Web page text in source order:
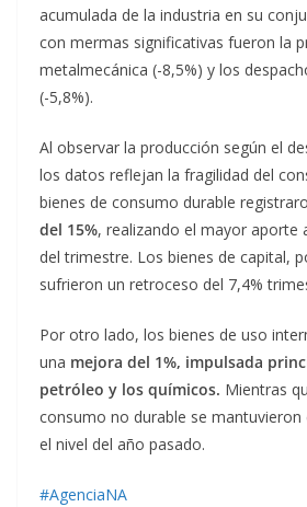
acumulada de la industria en su
con mermas significativas fueron la
metalmecánica (-8,5%) y los
(-5,8%).
Al observar la producción según el
los datos reflejan la fragilidad del
bienes de consumo durable
del 15%, realizando el mayor aporte
del trimestre. Los bienes de capital,
sufrieron un retroceso del 7,4%
Por otro lado, los bienes de uso
una mejora del 1%, impulsada
petróleo y los químicos. Mientras
consumo no durable se mantuvieron
el nivel del año pasado.
#AgenciaNA